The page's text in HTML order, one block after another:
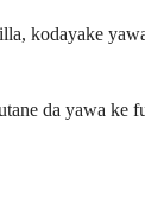
kodayake
da yawa